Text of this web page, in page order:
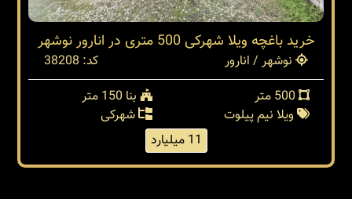
خرید باغچه ویلا شهرکی 500 متری در انارور نوشهر
نوشهر / انارور
کد: 38208
بنا 150 متر
ویلا نیم پیلوت
شهرکی
11 میلیارد